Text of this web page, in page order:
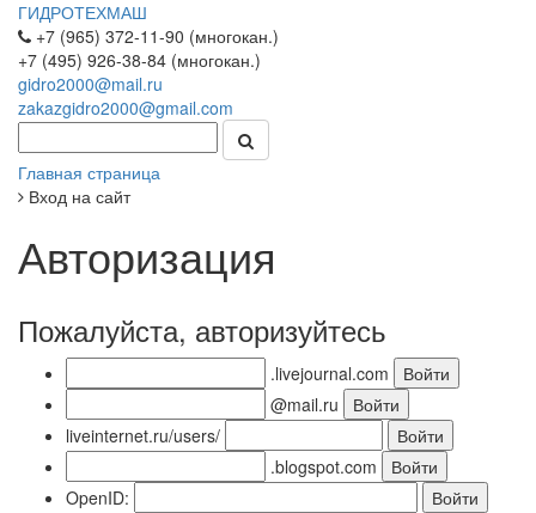
ГИДРОТЕХМАШ
+7 (965) 372-11-90 (многокан.)
+7 (495) 926-38-84 (многокан.)
gidro2000@mail.ru
zakazgidro2000@gmail.com
Главная страница
Вход на сайт
Авторизация
Пожалуйста, авторизуйтесь
.livejournal.com
@mail.ru
liveinternet.ru/users/
.blogspot.com
OpenID: